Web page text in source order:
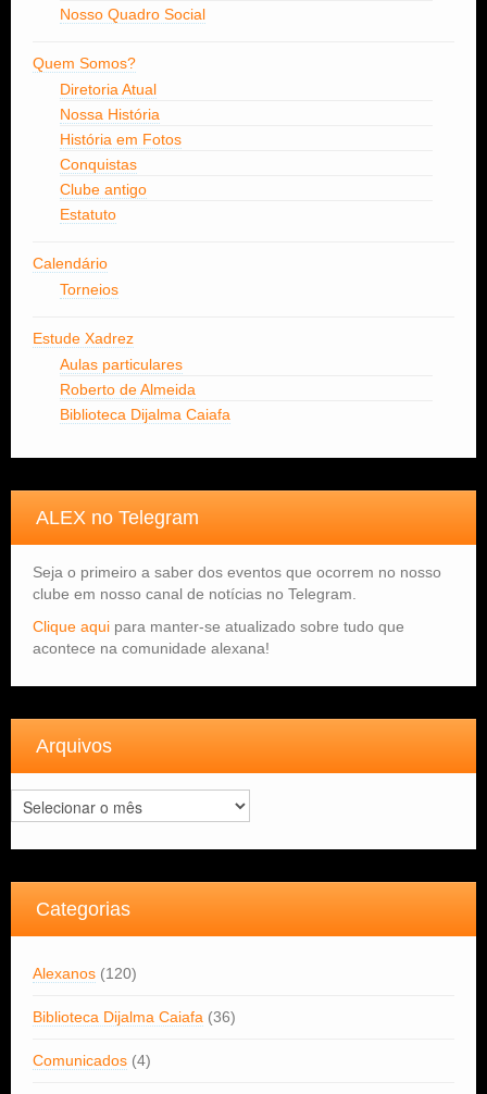
Nosso Quadro Social
Quem Somos?
Diretoria Atual
Nossa História
História em Fotos
Conquistas
Clube antigo
Estatuto
Calendário
Torneios
Estude Xadrez
Aulas particulares
Roberto de Almeida
Biblioteca Dijalma Caiafa
ALEX no Telegram
Seja o primeiro a saber dos eventos que ocorrem no nosso
clube em nosso canal de notícias no Telegram.
Clique aqui para manter-se atualizado sobre tudo que
acontece na comunidade alexana!
Arquivos
Arquivos
Categorias
Alexanos (120)
Biblioteca Dijalma Caiafa (36)
Comunicados (4)